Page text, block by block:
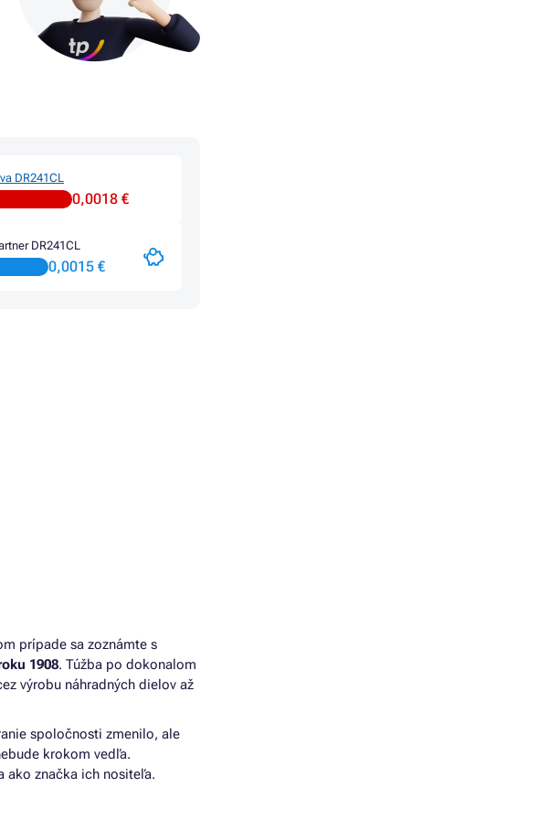
DR241CL
0,0018 €
DR241CL
0,0015 €
prípade sa zoznámte s
1908. Túžba po dokonalom
výrobu náhradných dielov až
spoločnosti zmenilo, ale
krokom vedľa.
ako značka ich nositeľa.